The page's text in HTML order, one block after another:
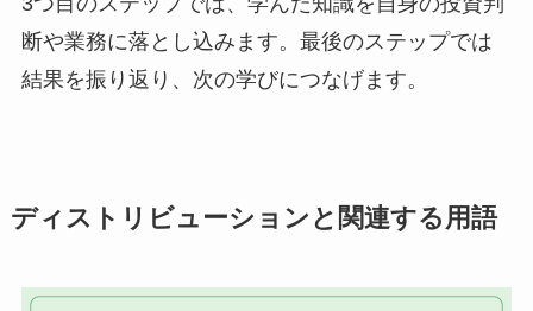
断や業務に落とし込みます。最後のステップでは
結果を振り返り、次の学びにつなげます。
ディストリビューションと関連する用語